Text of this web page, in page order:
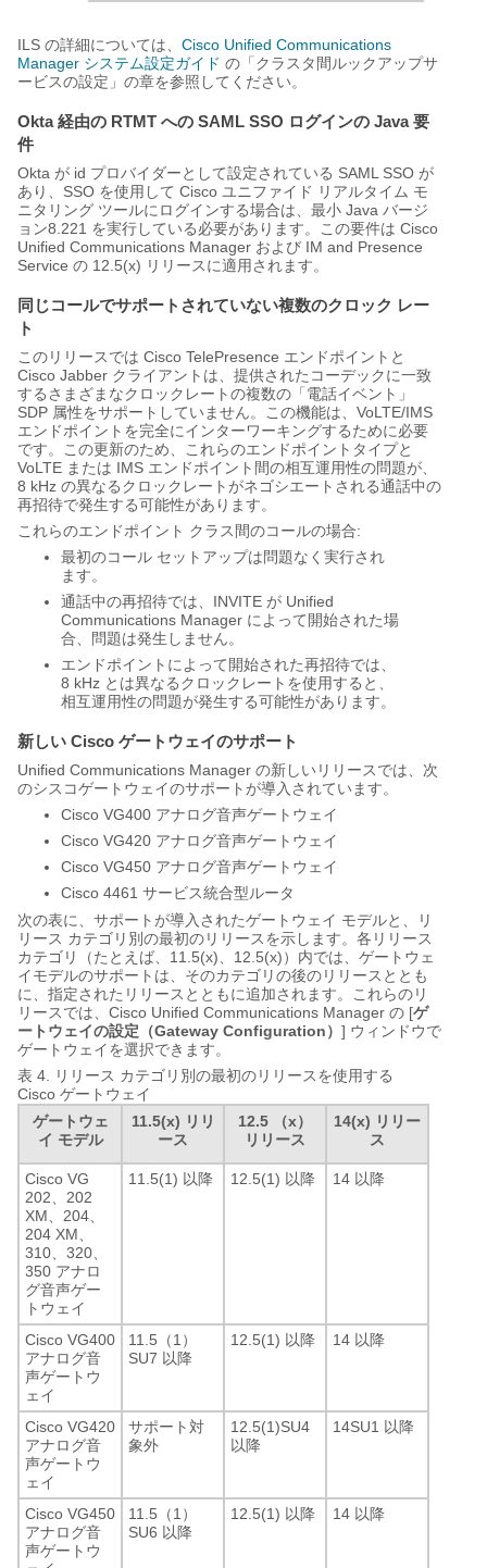
ILS の詳細については、 Cisco Unified Communications
Manager システム設定ガイド の「クラスタ間ルックアップサ
ービスの設定」の章を参照してください。
Okta 経由の RTMT への SAML SSO ログインの Java 要
件
Okta が id プロバイダーとして設定されている SAML SSO が
あり、SSO を使用して Cisco ユニファイド リアルタイム モ
ニタリング ツールにログインする場合は、最小 Java バージ
ョン8.221 を実行している必要があります。この要件は Cisco
Unified Communications Manager および IM and Presence
Service の 12.5(x) リリースに適用されます。
同じコールでサポートされていない複数のクロック レー
ト
このリリースでは Cisco TelePresence エンドポイントと
Cisco Jabber クライアントは、提供されたコーデックに一致
するさまざまなクロックレートの複数の「電話イベント」
SDP 属性をサポートしていません。この機能は、VoLTE/IMS
エンドポイントを完全にインターワーキングするために必要
です。この更新のため、これらのエンドポイントタイプと
VoLTE または IMS エンドポイント間の相互運用性の問題が、
8 kHz の異なるクロックレートがネゴシエートされる通話中の
再招待で発生する可能性があります。
これらのエンドポイント クラス間のコールの場合:
最初のコール セットアップは問題なく実行され
ます。
通話中の再招待では、INVITE が Unified
Communications Manager によって開始された場
合、問題は発生しません。
エンドポイントによって開始された再招待では、
8 kHz とは異なるクロックレートを使用すると、
相互運用性の問題が発生する可能性があります。
新しい Cisco ゲートウェイのサポート
Unified Communications Manager の新しいリリースでは、次
のシスコゲートウェイのサポートが導入されています。
Cisco VG400 アナログ音声ゲートウェイ
Cisco VG420 アナログ音声ゲートウェイ
Cisco VG450 アナログ音声ゲートウェイ
Cisco 4461 サービス統合型ルータ
次の表に、サポートが導入されたゲートウェイ モデルと、リ
リース カテゴリ別の最初のリリースを示します。各リリース
カテゴリ（たとえば、11.5(x)、12.5(x)）内では、ゲートウェ
イモデルのサポートは、そのカテゴリの後のリリースととも
に、指定されたリリースとともに追加されます。これらのリ
リースでは、Cisco Unified Communications Manager の [ゲ
ートウェイの設定（Gateway Configuration） ] ウィンドウで
ゲートウェイを選択できます。
表 4.
リリース カテゴリ別の最初のリリースを使用する
Cisco ゲートウェイ
ゲートウェ
イ モデル
11.5(x) リリ
ース
12.5 （x）
リリース
14(x) リリー
ス
Cisco VG
202、202
XM、204、
204 XM、
310、320、
350 アナロ
グ音声ゲー
トウェイ
11.5(1) 以降 12.5(1) 以降 14 以降
Cisco VG400
アナログ音
声ゲートウ
ェイ
11.5（1）
SU7 以降
12.5(1) 以降 14 以降
Cisco VG420
アナログ音
声ゲートウ
ェイ
サポート対
象外
12.5(1)SU4
以降
14SU1 以降
Cisco VG450
アナログ音
声ゲートウ
11.5（1）
SU6 以降
12.5(1) 以降 14 以降